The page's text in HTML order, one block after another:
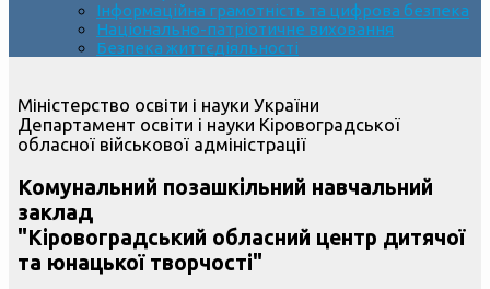
Інформаційна грамотність та цифрова безпека
Національно-патріотичне виховання
Безпека життєдіяльності
Міністерство освіти і науки України
Департамент освіти і науки Кіровоградської
обласної військової адміністрації
Комунальний позашкільний навчальний
заклад
"Кіровоградський обласний центр дитячої
та юнацької творчості"